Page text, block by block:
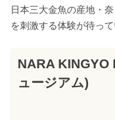
日本三大金魚の産地・
を刺激する体験が待って
NARA KINGYO
ュージアム)